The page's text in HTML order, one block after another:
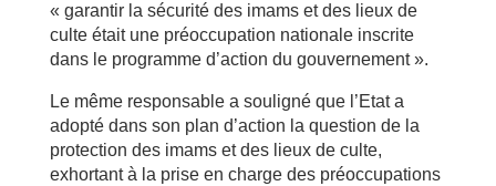
« garantir la sécurité des imams et des lieux de
culte était une préoccupation nationale inscrite
dans le programme d’action du gouvernement ».
Le même responsable a souligné que l’Etat a
adopté dans son plan d’action la question de la
protection des imams et des lieux de culte,
exhortant à la prise en charge des préoccupations